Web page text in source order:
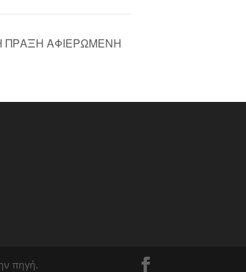
ΠΡΑΞΗ ΑΦΙΕΡΩΜΕΝΗ
πηγή.